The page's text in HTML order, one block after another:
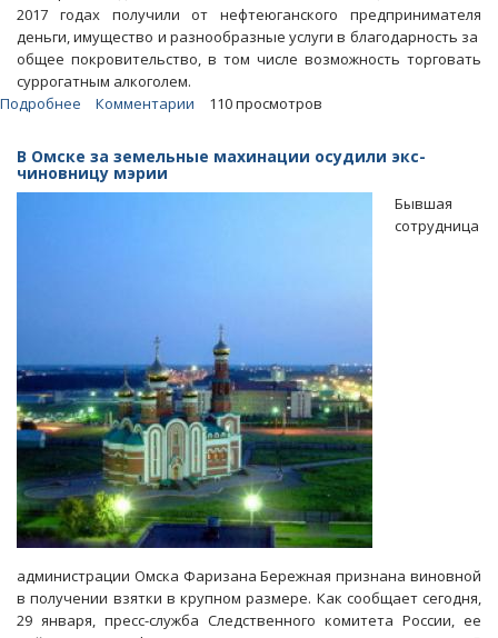
2017 годах получили от нефтеюганского предпринимателя
деньги, имущество и разнообразные услуги в благодарность за
общее покровительство, в том числе возможность торговать
суррогатным алкоголем.
Подробнее
Нефтеюганска
заподозрили
Комментарии 110 просмотров
В Омске за земельные махинации осудили экс-
чиновницу мэрии
Бывшая
сотрудница
администрации Омска Фаризана Бережная признана виновной
в получении взятки в крупном размере. Как сообщает сегодня,
29 января, пресс-служба Следственного комитета России, ее